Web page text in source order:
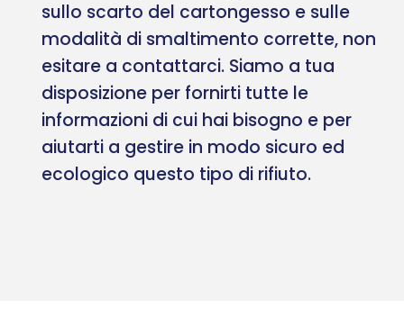
sullo scarto del cartongesso e sulle
modalità di smaltimento corrette, non
esitare a contattarci. Siamo a tua
disposizione per fornirti tutte le
informazioni di cui hai bisogno e per
aiutarti a gestire in modo sicuro ed
ecologico questo tipo di rifiuto.